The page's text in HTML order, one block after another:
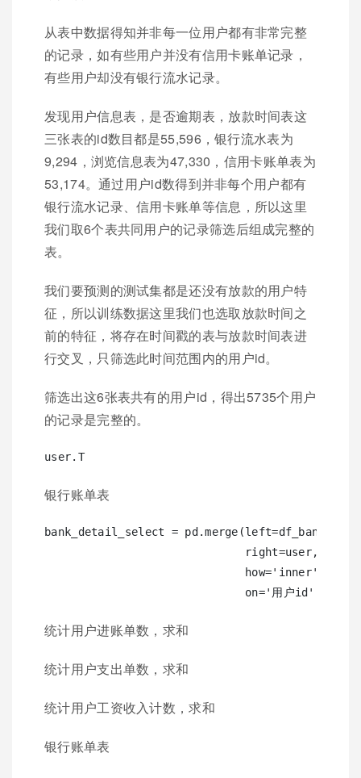
从表中数据得知并非每一位用户都有非常完整
的记录，如有些用户并没有信用卡账单记录，
有些用户却没有银行流水记录。
发现用户信息表，是否逾期表，放款时间表这
三张表的id数目都是55,596，银行流水表为
9,294，浏览信息表为47,330，信用卡账单表为
53,174。通过用户id数得到并非每个用户都有
银行流水记录、信用卡账单等信息，所以这里
我们取6个表共同用户的记录筛选后组成完整的
表。
我们要预测的测试集都是还没有放款的用户特
征，所以训练数据这里我们也选取放款时间之
前的特征，将存在时间戳的表与放款时间表进
行交叉，只筛选此时间范围内的用户id。
筛选出这6张表共有的用户id，得出5735个用户
的记录是完整的。
user.T
银行账单表
bank_detail_select =
right=user,
how='inner',
统计用户进账单数，求和
统计用户支出单数，求和
统计用户工资收入计数，求和
银行账单表